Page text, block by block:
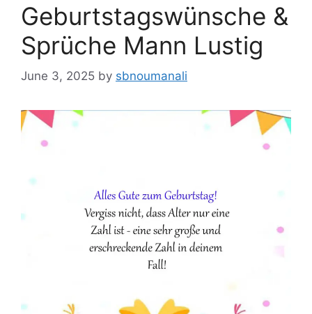
Geburtstagswünsche &
Sprüche Mann Lustig
June 3, 2025 by sbnoumanali